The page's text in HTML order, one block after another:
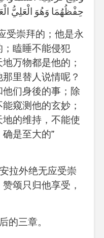
حِفْظُهُمَا وَهُوَ الْعَلِيُّ
受崇拜的；他是永
瞌睡不能侵犯
万物都是他的；
里替人说情呢？
们身後的事；除
窥测他的玄妙；
的维持，不能使
是至大的”
拉外绝无应受崇
颂只归他享受，
的三章。